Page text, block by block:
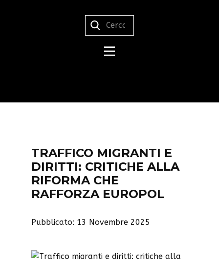
TRAFFICO MIGRANTI E
DIRITTI: CRITICHE ALLA
RIFORMA CHE
RAFFORZA EUROPOL
Pubblicato: 13 Novembre 2025